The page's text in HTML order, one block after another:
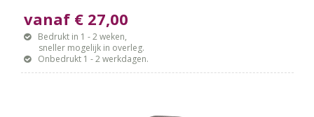
vanaf € 27,00
Bedrukt in 1 - 2 weken,
sneller mogelijk in overleg.
Onbedrukt 1 - 2 werkdagen.